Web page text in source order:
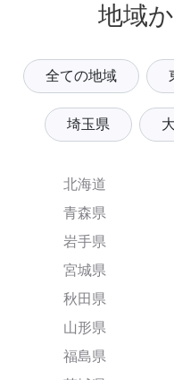
地域
全ての地域
埼玉県
北海道
青森県
岩手県
宮城県
秋田県
山形県
福島県